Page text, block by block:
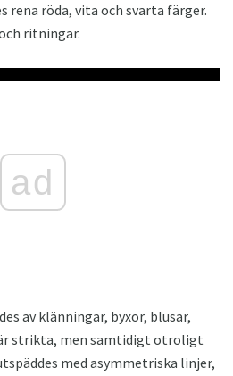
rena röda, vita och svarta färger.
ritningar.
ad
av klänningar, byxor, blusar,
strikta, men samtidigt otroligt
med asymmetriska linjer,